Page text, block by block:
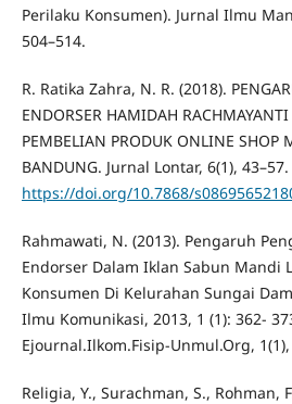
Perilaku Konsumen). Jurnal Ilmu
504–514.
R. Ratika Zahra, N. R. (2018).
ENDORSER HAMIDAH
PEMBELIAN PRODUK ONLINE SHOP
BANDUNG. Jurnal Lontar, 6(1), 43–57.
https://doi.org/10.7868/
Rahmawati, N. (2013). Pengaruh
Endorser Dalam Iklan Sabun Mandi
Konsumen Di Kelurahan Sungai
Ilmu Komunikasi, 2013, 1 (1): 362-
Ejournal.Ilkom.Fisip-Unmul.Org, 1(1),
Religia, Y., Surachman, S., Rohman,